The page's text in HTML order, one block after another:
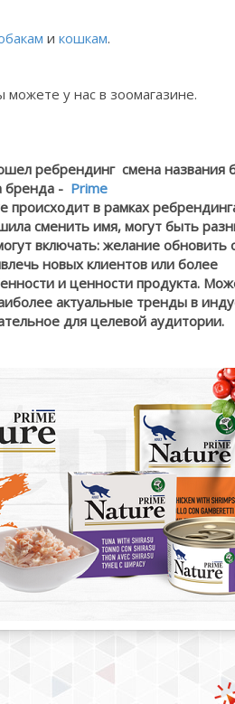
и кошкам.
у нас в зоомагазине.
ребрендинг смена названия
бренда - Prime
происходит в рамках
сменить имя, могут быть
включать: желание обновить
новых клиентов или более
и ценности продукта.
актуальные тренды в
для целевой аудитории.